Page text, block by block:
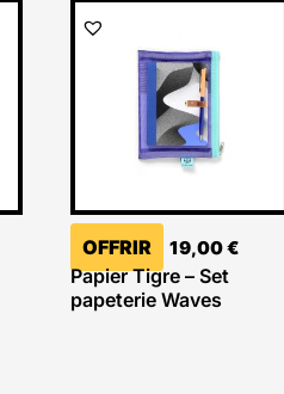
OFFRIR 19,00€
Papier Tigre – Set
papeterie Waves